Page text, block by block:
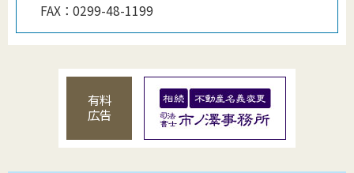
FAX： 0299-48-1199
有料
広告